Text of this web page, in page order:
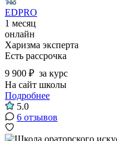
EDPRO
1 месяц
онлайн
Харизма эксперта
Есть рассрочка
9 900 ₽ за курс
На сайт школы
Подробнее
5.0
6 отзывов